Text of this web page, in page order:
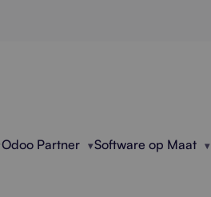
Odoo Partner Software op Maat